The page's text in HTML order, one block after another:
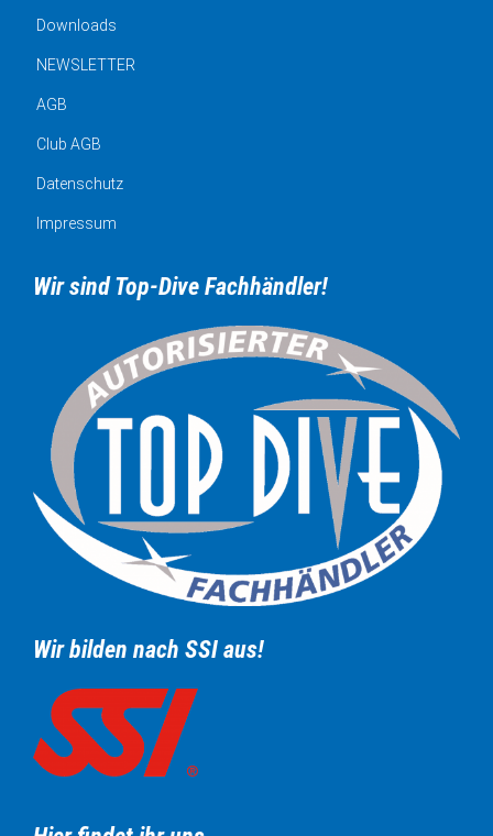
Downloads
NEWSLETTER
AGB
Club AGB
Datenschutz
Impressum
Wir sind Top-Dive Fachhändler!
Wir bilden nach SSI aus!